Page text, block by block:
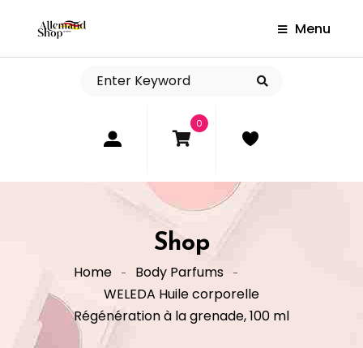
Menu
0
Shop
Home
Body Parfums
WELEDA Huile corporelle
Régénération à la grenade, 100 ml